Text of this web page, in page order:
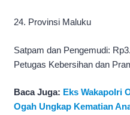
24. Provinsi Maluku
Satpam dan Pengemudi:
Petugas Kebersihan dan
Baca Juga: Eks Wakapolri
Ogah Ungkap Kematian